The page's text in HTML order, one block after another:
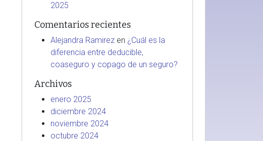
2025
Comentarios recientes
Alejandra Ramirezen ¿Cuál es la
diferencia entre deducible,
coaseguro y copago de un seguro?
Archivos
enero 2025
diciembre 2024
noviembre 2024
octubre 2024